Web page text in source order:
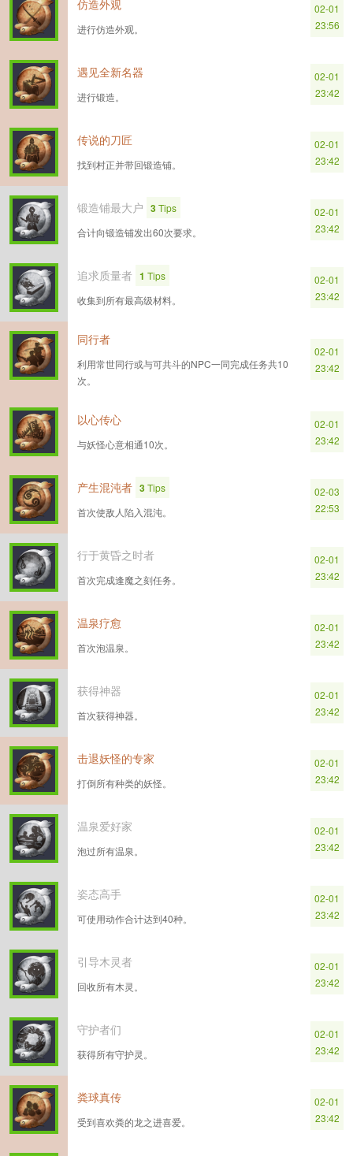
仿造外观
进行仿造外观。
02-01
23:56
遇见全新名器
进行锻造。
02-01
23:42
传说的刀匠
找到村正并带回锻造铺。
02-01
23:42
锻造铺最大户 3Tips
合计向锻造铺发出60次要求。
02-01
23:42
追求质量者 1 Tips
收集到所有最高级材料。
02-01
23:42
同行者
利用常世同行或与可共斗的NPC一同完成任务共10
次。
02-01
23:42
以心传心
与妖怪心意相通10次。
02-01
23:42
产生混沌者 3Tips
首次使敌人陷入混沌。
02-03
22:53
行于黄昏之时者
首次完成逢魔之刻任务。
02-01
23:42
温泉疗愈
首次泡温泉。
02-01
23:42
获得神器
首次获得神器。
02-01
23:42
击退妖怪的专家
打倒所有种类的妖怪。
02-01
23:42
温泉爱好家
泡过所有温泉。
02-01
23:42
姿态高手
可使用动作合计达到40种。
02-01
23:42
引导木灵者
回收所有木灵。
02-01
23:42
守护者们
获得所有守护灵。
02-01
23:42
粪球真传
受到喜欢粪的龙之进喜爱。
02-01
23:42